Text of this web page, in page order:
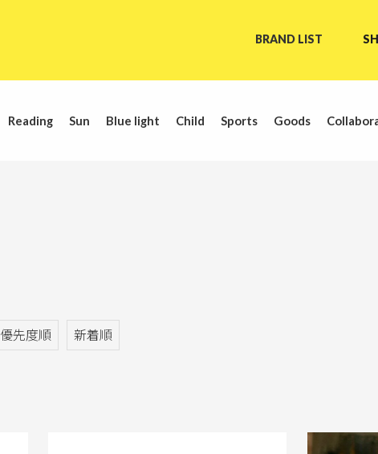
BRAND LIST
Reading Sun Blue light Child Sports Goods
優先度順
新着順